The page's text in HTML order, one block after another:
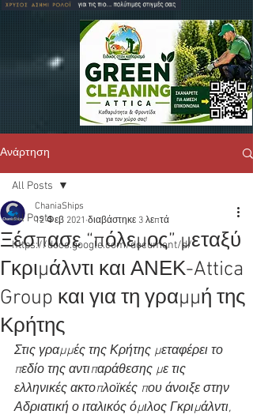
Ανάρτηση
All Posts
https://docs.google.com/document/d/
All Posts
Ξέσπασε “πόλεμος” μεταξύ
Γκριμάλντι και ΑΝΕΚ-Attica
Group και για τη γραμμή της
Κρήτης
ChaniaShips
12 Φεβ 2021 διαβάστηκε 3 λεπτά
Στις γραμμές της Κρήτης μεταφέρει το
πεδίο της αντιπαράθεσης με τις
ελληνικές ακτοπλοϊκές που άνοιξε στην
Αδριατική ο ιταλικός όμιλος Γκριμάλντι,